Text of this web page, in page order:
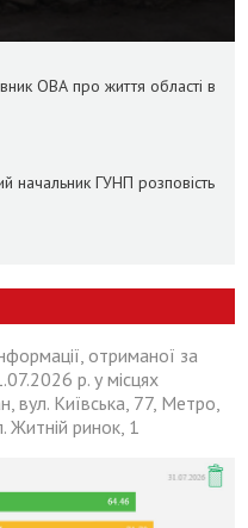
ОВА про життя області в
ГУНП розповість
отриманої за
р. у місцях
вул. Київська, 77, Метро,
Житній ринок, 1